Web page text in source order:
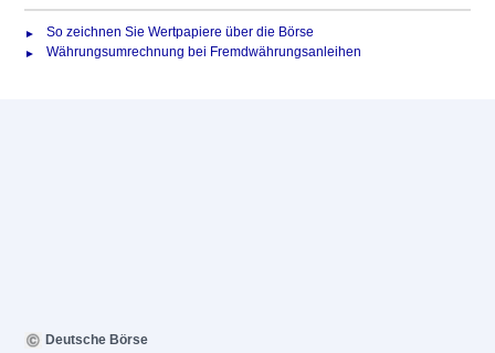
So zeichnen Sie Wertpapiere über die Börse
Währungsumrechnung bei Fremdwährungsanleihen
Deutsche Börse